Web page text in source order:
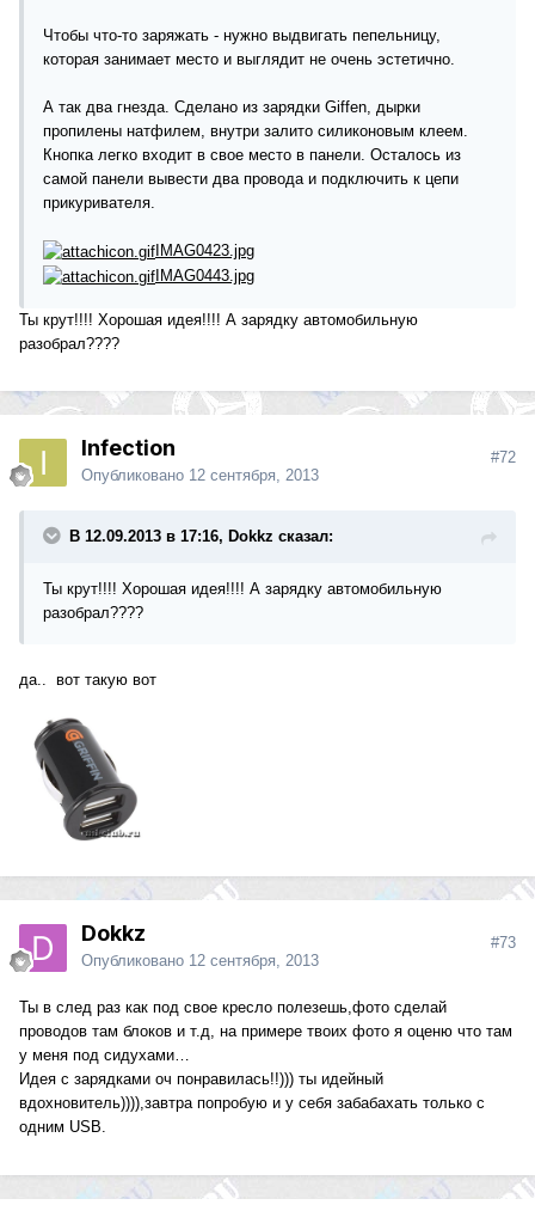
Чтобы что-то заряжать - нужно выдвигать пепельницу,
которая занимает место и выглядит не очень эстетично.
А так два гнезда. Сделано из зарядки Giffen, дырки
пропилены натфилем, внутри залито силиконовым клеем.
Кнопка легко входит в свое место в панели. Осталось из
самой панели вывести два провода и подключить к цепи
прикуривателя.
IMAG0423.jpg
IMAG0443.jpg
Ты крут!!!! Хорошая идея!!!! А зарядку автомобильную
разобрал????
Infection
Опубликовано 12 сентября, 2013
#72
В 12.09.2013 в 17:16, Dokkz сказал:
Ты крут!!!! Хорошая идея!!!! А зарядку автомобильную
разобрал????
да.. вот такую вот
Dokkz
Опубликовано 12 сентября, 2013
#73
Ты в след раз как под свое кресло полезешь,фото сделай
проводов там блоков и т.д, на примере твоих фото я оценю что там
у меня под сидухами…
Идея с зарядками оч понравилась!!))) ты идейный
вдохновитель)))),завтра попробую и у себя забабахать только с
одним USB.